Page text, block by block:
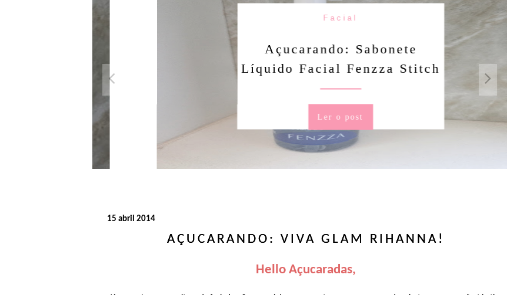
Açucarando: Sabonete
Líquido Facial Fenzza Stitch
Ler o post
15 abril 2014
AÇUCARANDO: VIVA GLAM RIHANNA!
Hello Açucaradas,